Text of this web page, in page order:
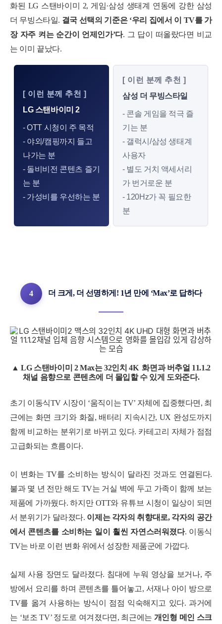
화된 LG 스탠바이미 2, 게임·삼성 생태계 연동에 강한 삼성
더 무빙스타일. 결국 선택의 기준은 ‘우리 집에서 이 TV를 가
장 자주 켜는 순간이 언제인가’다. 그 답이 떠올랐다면 비교
는 이미 끝났다.
[ 이런 분께 추천 ]
LG 스탠바이미 2
- OTT 시청이 주 목적
- 야외/캠핑까지 들고
나가는 분
- 돌비비전 콘텐츠 즐기
는 분
- 가성비를 우선하는 분
[ 이런 분께 추천 ]
삼성 더 무빙스타일
- 콘솔 게임을 적극 즐
기는 분
- 갤럭시/삼성 생태계
사용자
- 별도 거치 액세서리
가 번거로운 분
- 120Hz가 꼭 필요한
분
4 더 크게, 더 선명하게! 1년 만에 ‘Max’로 답하다
▲ LG 스탠바이미 2 Max는 32인치 4K 화면과 버추얼 11.1.2
채널 음향으로 콘텐츠에 더 몰입할 수 있게 도와준다.
초기 이동식TV 시장이 ‘움직이는 TV’ 자체에 집중했다면, 최
근에는 화면 크기와 화질, 배터리 지속시간, UX 완성도까지
함께 비교하는 분위기로 바뀌고 있다. 카테고리 자체가 점점
고급화되는 흐름이다.
이 변화는 TV를 소비하는 방식이 달라진 것과도 연결된다.
불과 몇 년 전만 해도 TV는 거실 벽에 두고 가족이 함께 보는
제품에 가까웠다. 하지만 OTT와 유튜브 시청이 일상이 되면
서 분위기가 달라졌다. 이제는 각자의 취향대로, 각자의 공간
에서 콘텐츠를 소비하는 일이 훨씬 자연스러워졌다. 이동식
TV는 바로 이런 변화 위에서 성장한 제품군에 가깝다.
실제 사용 장면도 달라졌다. 침대에 누워 영상을 보거나, 주
방에서 요리를 하며 콘텐츠를 틀어놓고, 서재나 아이 방으로
TV를 옮겨 사용하는 방식이 점점 익숙해지고 있다. 과거에
는 ‘보조 TV’ 정도로 여겨졌다면, 최근에는 개인형 메인 스크